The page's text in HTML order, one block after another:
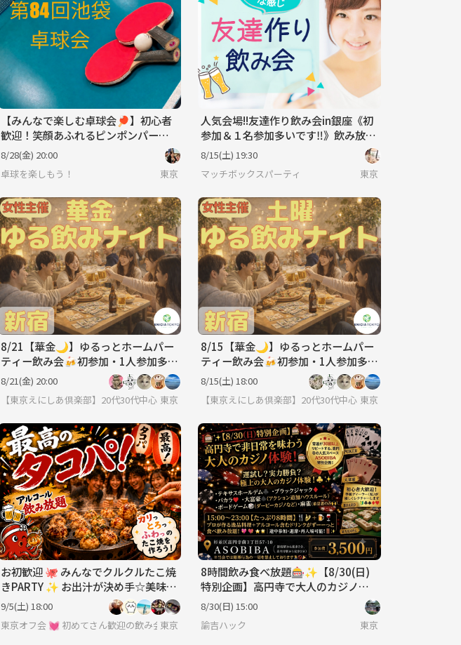
【みんなで楽しむ卓球会🏓】初心者
歓迎！笑顔あふれるピンポンパーテ
ィー
8/28(金) 20:00
卓球を楽しもう！
東京
人気会場!!友達作り飲み会in銀座《初
参加＆１名参加多いです‼》飲み放題
＋フード付
8/15(土) 19:30
マッチボックスパーティ
東京
8/21【華金🌙】ゆるっとホームパー
ティー飲み会🍻初参加・1人参加多
数！
8/21(金) 20:00
【東京えにしあ倶楽部】20代30代中心！社会人のための“もうひとつの居場所”
東京
8/15【華金🌙】ゆるっとホームパー
ティー飲み会🍻初参加・1人参加多
数！
8/15(土) 18:00
【東京えにしあ倶楽部】20代30代中心！社会人のための“もう
東京
お初歓迎 🐙 みんなでクルクルたこ焼
きPARTY ✨ お出汁が決め手☆美味し
く作ろうね♪飲み友達いっぱい✨
9/5(土) 18:00
東京オフ会 💓 初めてさん歓迎の飲み会です 💓 男女関係なく純粋に友達作りをしよう✨ 転勤で出てきたばか
東京
8時間飲み食べ放題🎰✨【8/30(日)
特別企画】高円寺で大人のカジノ体
験パーティー開催決定！✨🎰
8/30(日) 15:00
諭吉ハック
東京